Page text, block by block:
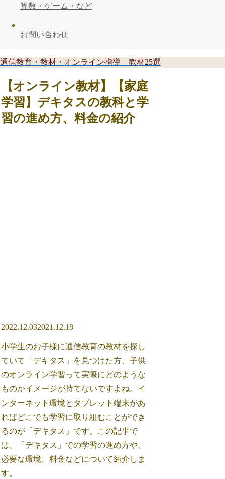
算数・ゲーム・など
お問い合わせ
通信教育・教材・オンライン指導 教材25選
【オンライン教材】【家庭
学習】デキタスの教科と学
習の進め方、料金の紹介
2022.12.032021.12.18
小学生のお子様に通信教育の教材を探し
ていて「デキタス」を見つけた方、子供
のオンライン学習って実際にどのような
ものかイメージが持てないですよね。イ
ンターネット環境とタブレット端末があ
ればどこでも学習に取り組むことができ
るのが「デキタス」です。この記事で
は、「デキタス」での学習の進め方や、
必要な環境、料金などについて紹介しま
す。